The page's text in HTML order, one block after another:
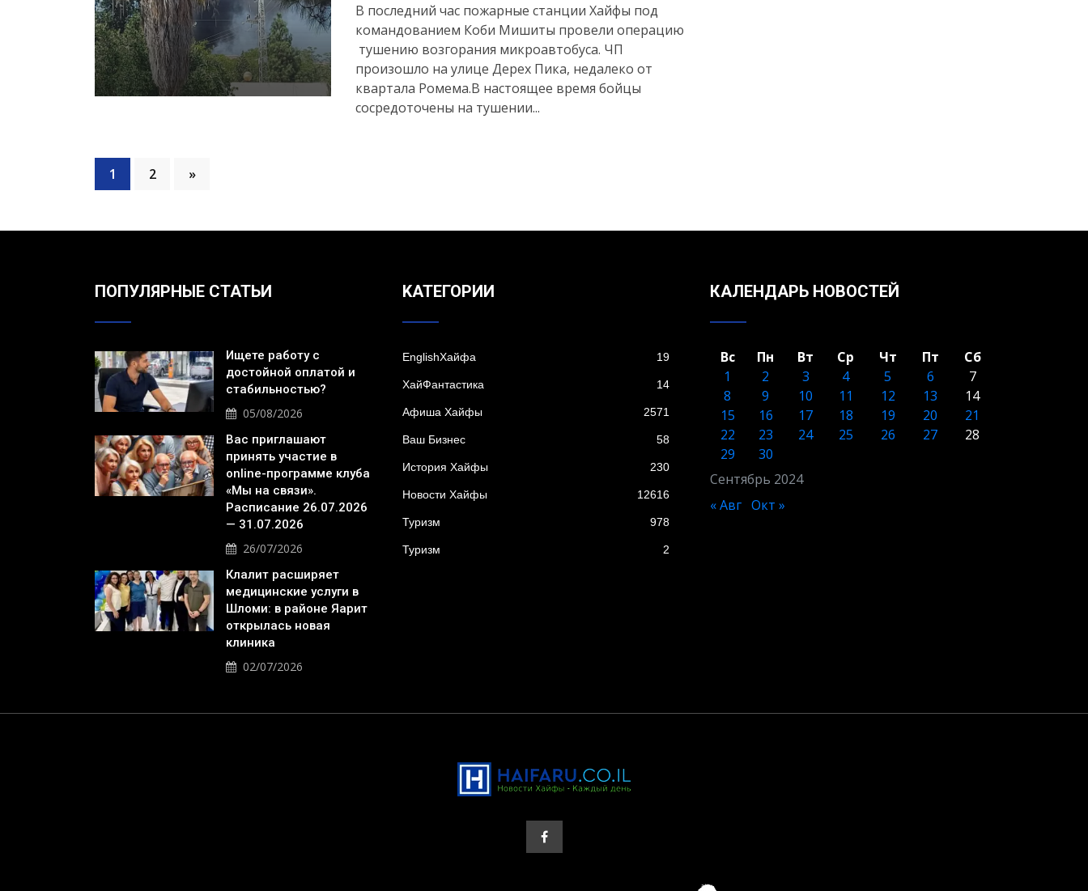
В последний час пожарные станции Хайфы под
командованием Коби Мишиты провели операцию
тушению возгорания микроавтобуса. ЧП
произошло на улице Дерех Пика, недалеко от
квартала Ромема.В настоящее время бойцы
сосредоточены на тушении...
1 2 »
ПОПУЛЯРНЫЕ СТАТЬИ
Ищете работу с
достойной оплатой и
стабильностью?
05/08/2026
Вас приглашают
принять участие в
online-программе клуба
«Мы на связи».
Расписание 26.07.2026
— 31.07.2026
26/07/2026
Клалит расширяет
медицинские услуги в
Шломи: в районе Яарит
открылась новая
клиника
02/07/2026
KАТЕГОРИИ
EnglishХайфа 19
XайФантастика 14
Афиша Хайфы 2571
Ваш Бизнес 58
История Хайфы 230
Новости Хайфы 12616
Туризм 978
Туризм 2
КАЛЕНДАРЬ НОВОСТЕЙ
Сентябрь 2024
Вс Пн Вт Ср Чт Пт
Сб
1
2 3 4 5 6
7
8
9 10 11 12 13
14
15
16 17 18 19 20
21
22
23 24 25 26 27
28
29
30
« Авг Окт »